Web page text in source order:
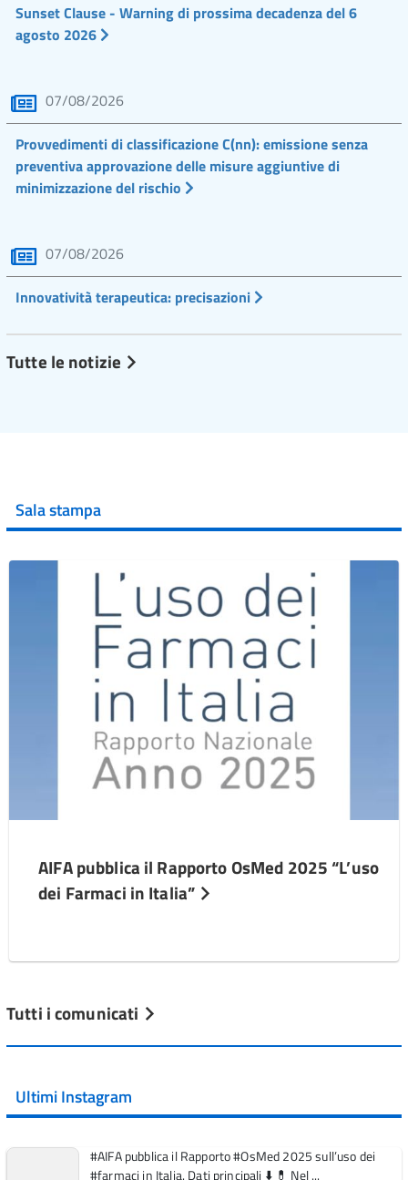
Sunset Clause - Warning di prossima decadenza del 6
agosto 2026
07/08/2026
Provvedimenti di classificazione C(nn): emissione senza
preventiva approvazione delle misure aggiuntive di
minimizzazione del rischio
07/08/2026
Innovatività terapeutica: precisazioni
Tutte le notizie
Sala stampa
AIFA pubblica il Rapporto OsMed 2025 “L’uso
dei Farmaci in Italia”
Tutti i comunicati
Ultimi Instagram
#AIFA pubblica il Rapporto #OsMed 2025 sull’uso dei
#farmaci in Italia. Dati principali ⬇️ 💊 Nel ...